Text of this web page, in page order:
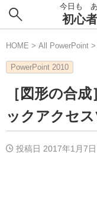
今日も あ
初心
HOME > All PowerPoint >
PowerPoint 2010
［図形の合
ックアクセ
投稿日 2017年1月7